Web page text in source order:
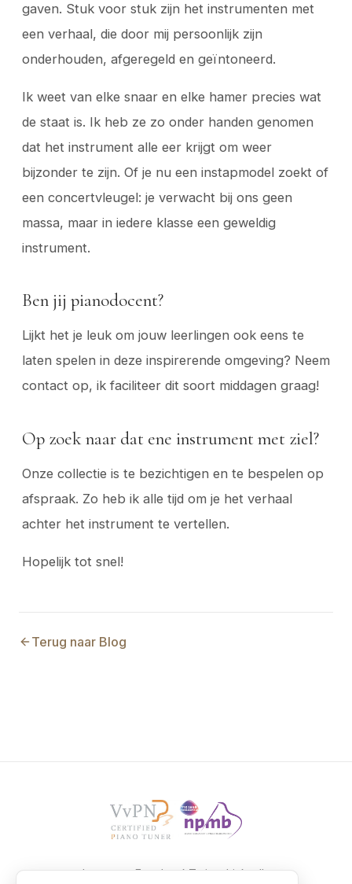
gaven. Stuk voor stuk zijn het instrumenten met
een verhaal, die door mij persoonlijk zijn
onderhouden, afgeregeld en geïntoneerd.
Ik weet van elke snaar en elke hamer precies wat
de staat is. Ik heb ze zo onder handen genomen
dat het instrument alle eer krijgt om weer
bijzonder te zijn. Of je nu een instapmodel zoekt of
een concertvleugel: je verwacht bij ons geen
massa, maar in iedere klasse een geweldig
instrument.
Ben jij pianodocent?
Lijkt het je leuk om jouw leerlingen ook eens te
laten spelen in deze inspirerende omgeving? Neem
contact op, ik faciliteer dit soort middagen graag!
Op zoek naar dat ene instrument met ziel?
Onze collectie is te bezichtigen en te bespelen op
afspraak. Zo heb ik alle tijd om je het verhaal
achter het instrument te vertellen.
Hopelijk tot snel!
Terug naar Blog
InstagramFacebookTwitterLinkedIn